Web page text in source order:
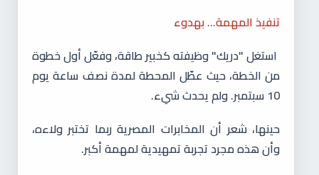
تنفيذ المهمة... بهدوء
استغل "دريك" وظيفته كخبير طاقة، وفعّل أول خطوة
من الخطة، حيث عطّل المحطة لمدة نصف ساعة يوم
10 سبتمبر. ولم يحدث شيء.
حينها، شعر أن المخابرات المصرية ربما تختبر ولاءه،
وأن هذه مجرد تجربة تمهيدية لمهمة أكبر.